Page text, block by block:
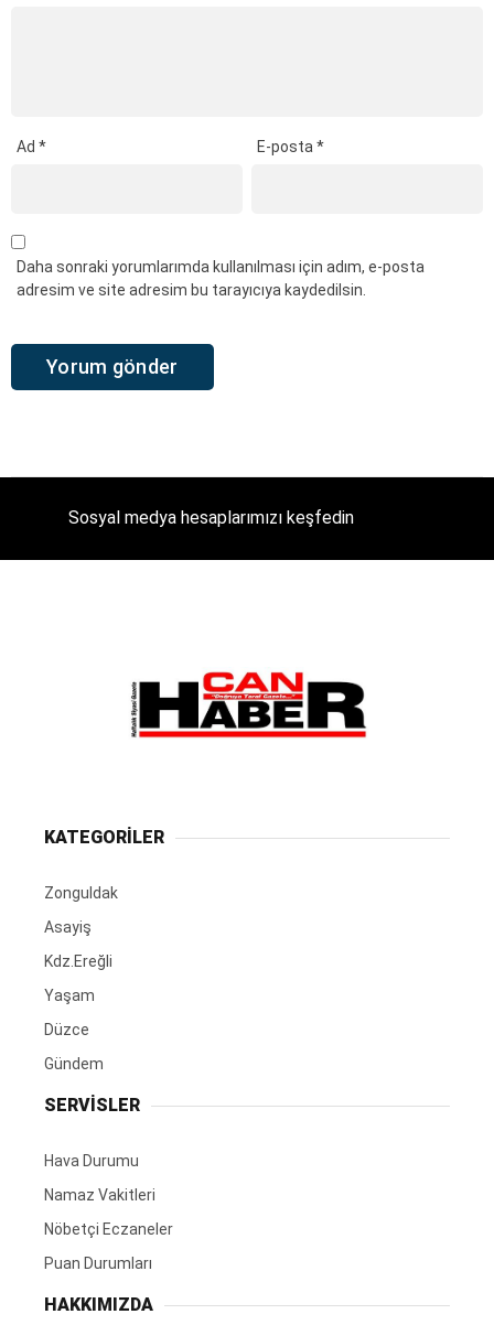
Ad * E-posta*
Daha sonraki yorumlarımda kullanılması için adım, e-posta
adresim ve site adresim bu tarayıcıya kaydedilsin.
Sosyal medya hesaplarımızı keşfedin
KATEGORİLER
Zonguldak
Asayiş
Kdz.Ereğli
Yaşam
Düzce
Gündem
SERVİSLER
Hava Durumu
Namaz Vakitleri
Nöbetçi Eczaneler
Puan Durumları
HAKKIMIZDA